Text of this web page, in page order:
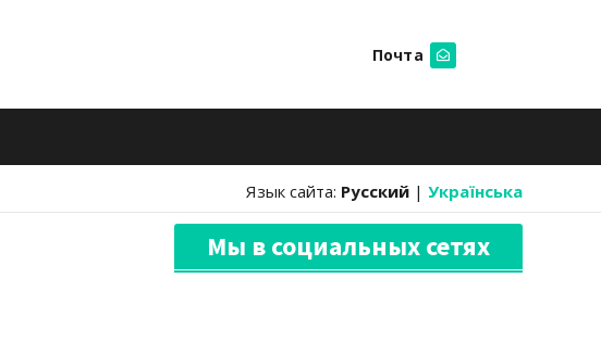
Почта
Язык сайта: Русский | Українська
Мы в социальных сетях